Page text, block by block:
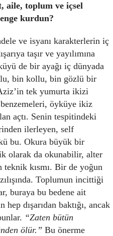
aile, toplum ve içsel
kurdun?
ve isyanı karakterlerin iç
taşır ve yayılımına
de bir ayağı iç dünyada
bin kollu, bin gözlü bir
tek yumurta ikizi
öyküye ikiz
açtı. Senin tespitindeki
ilerleyen, self
bu. Okura büyük bir
olarak da okunabilir, alter
kısmı. Bir de yoğun
Toplumun incittiği
buraya bu bedene ait
dışarıdan baktığı, ancak
“Zaten bütün
ölür.” Bu önerme